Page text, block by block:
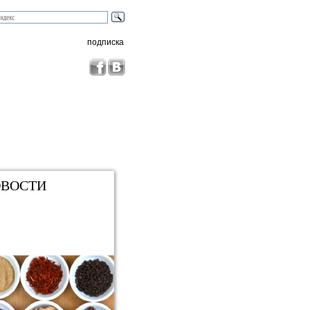
подписка